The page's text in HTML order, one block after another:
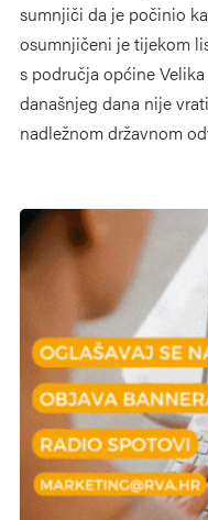
sumnjiči da je počinio
osumnjičeni je tijekom
s područja općine
današnjeg dana nije
nadležnom državnom